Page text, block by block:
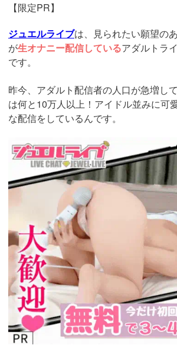
【限定PR】
ジュエルライブは、見られたい願望の
が生オナニー配信しているアダルトラ
です。
昨今、アダルト配信者の人口が急増し
は何と10万人以上！アイドル並みに可
な配信をしているんです。
https://www.j-
live.tv/LiveChat/acs.php?
si=jwchatt&pid=MLA5661_0003&pa=lp33.php